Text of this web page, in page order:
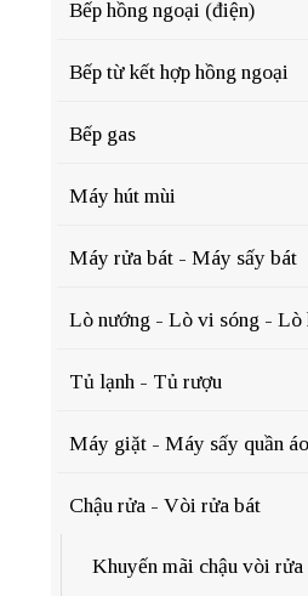
Bếp hồng ngoại (điện)
Bếp từ kết hợp hồng ngoại
Bếp gas
Máy hút mùi
Máy rửa bát - Máy sấy bát
Lò nướng - Lò vi sóng - Lò
Tủ lạnh - Tủ rượu
Máy giặt - Máy sấy quần áo
Chậu rửa - Vòi rửa bát
Khuyến mãi chậu vòi